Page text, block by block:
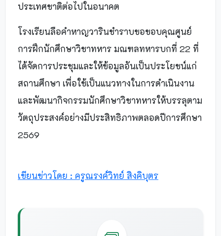
ประเทศชาติต่อไปในอนาคต
โรงเรียนลือคำหาญวารินชำราบขอขอบคุณศูนย์
การฝึกนักศึกษาวิชาทหาร มณฑลทหารบกที่ 22 ที่
ได้จัดการประชุมและให้ข้อมูลอันเป็นประโยชน์แก่
สถานศึกษา เพื่อใช้เป็นแนวทางในการดำเนินงาน
และพัฒนากิจกรรมนักศึกษาวิชาทหารให้บรรลุตาม
วัตถุประสงค์อย่างมีประสิทธิภาพตลอดปีการศึกษา
2569
เขียนข่าวโดย : ครูณรงค์วิทย์ สิงคิบุตร